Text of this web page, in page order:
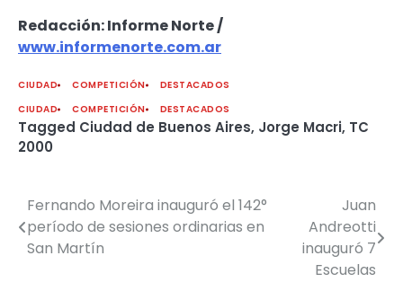
Redacción: Informe Norte /
www.informenorte.com.ar
CIUDAD COMPETICIÓN
DESTACADOS
CIUDAD
COMPETICIÓN DESTACADOS
Tagged Ciudad de Buenos Aires, Jorge Macri, TC
2000
Navegación
de
Fernando Moreira inauguró el 142°
período de sesiones ordinarias en
San Martín
Juan
Andreotti
inauguró 7
Escuelas